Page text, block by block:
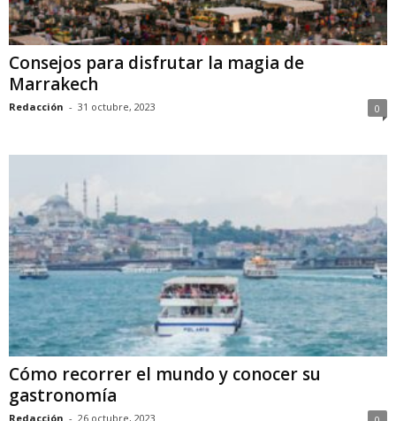
Consejos para disfrutar la magia de
Marrakech
Redacción - 31 octubre, 2023 0
Cómo recorrer el mundo y conocer su
gastronomía
Redacción - 26 octubre, 2023